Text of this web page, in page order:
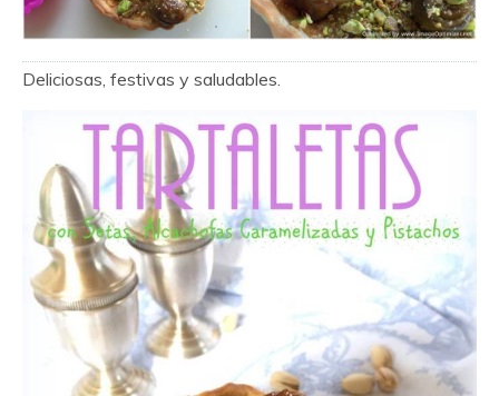
Deliciosas, festivas y saludables.